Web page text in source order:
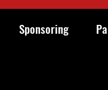
Sponsoring